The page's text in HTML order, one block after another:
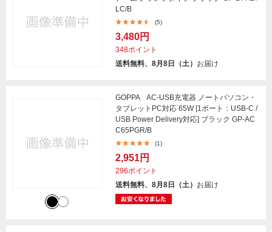
LC/B
(5)
3,480円
348ポイント
送料無料、8月8日（土） お届け
GOPPA AC-USB充電器 ノートパソコン・
タブレットPC対応 65W [1ポート：USB-C /
USB Power Delivery対応] ブラック GP-AC
C65PGR/B
(1)
2,951円
296ポイント
送料無料、8月8日（土） お届け